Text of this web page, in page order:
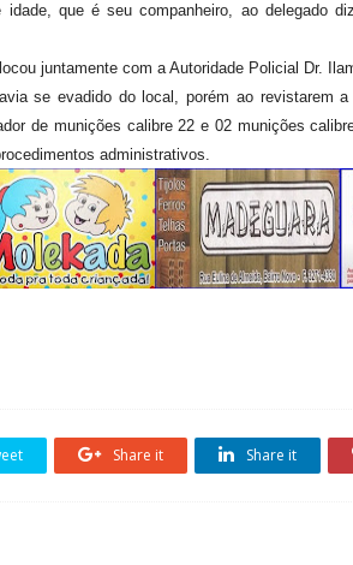
que é seu companheiro, ao delegado
juntamente com a Autoridade Policial Dr.
se evadido do local, porém ao revistarem
de munições calibre 22 e 02 munições
administrativos.
Share it Share it